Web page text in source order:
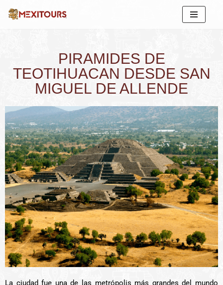
PIRAMIDES DE
TEOTIHUACAN DESDE SAN
MIGUEL DE ALLENDE
La ciudad fue una de las metrópolis más grandes del mundo